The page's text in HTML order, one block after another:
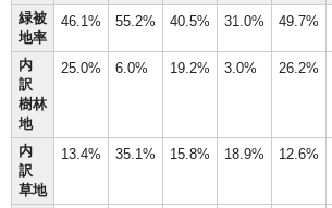
緑被
地率
46.1% 55.2% 40.5% 31.0% 49.7%
内
訳
樹林
地
25.0% 6.0% 19.2% 3.0% 26.2%
内
訳
草地
13.4% 35.1% 15.8% 18.9% 12.6%